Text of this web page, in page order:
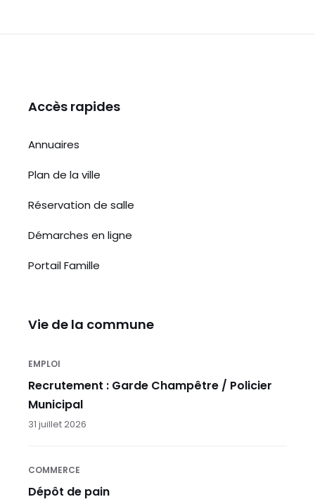
Accès rapides
Annuaires
Plan de la ville
Réservation de salle
Démarches en ligne
Portail Famille
Vie de la commune
EMPLOI
Recrutement : Garde Champêtre / Policier
Municipal
31 juillet 2026
COMMERCE
Dépôt de pain